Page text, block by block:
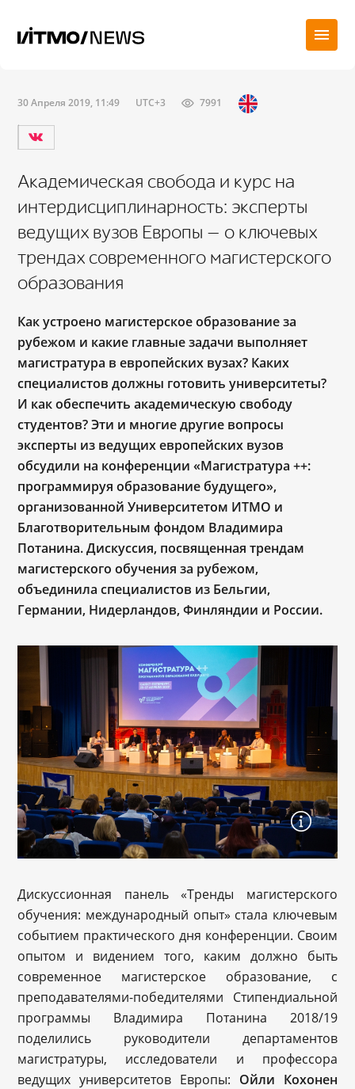
30 Апреля 2019, 11:49 UTC+3 7991
Академическая свобода и курс на
интердисциплинарность: эксперты
ведущих вузов Европы — о ключевых
трендах современного магистерского
образования
Как устроено магистерское образование за
рубежом и какие главные задачи выполняет
магистратура в европейских вузах? Каких
специалистов должны готовить университеты?
И как обеспечить академическую свободу
студентов? Эти и многие другие вопросы
эксперты из ведущих европейских вузов
обсудили на конференции «Магистратура ++:
программируя образование будущего»,
организованной Университетом ИТМО и
Благотворительным фондом Владимира
Потанина. Дискуссия, посвященная трендам
магистерского обучения за рубежом,
объединила специалистов из Бельгии,
Германии, Нидерландов, Финляндии и России.
Дискуссионная панель «Тренды магистерского
обучения: международный опыт» стала ключевым
событием практического дня конференции. Своим
опытом и видением того, каким должно быть
современное магистерское образование, с
преподавателями-победителями Стипендиальной
программы Владимира Потанина 2018/19
поделились руководители департаментов
магистратуры, исследователи и профессора
ведущих университетов Европы: Ойли Кохонен